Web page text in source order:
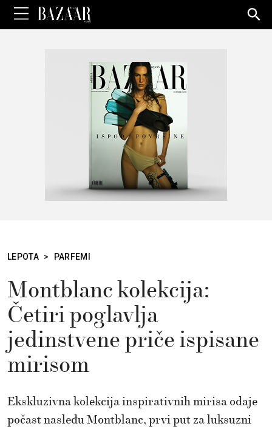
for:
LEPOTA > PARFEMI
Montblanc kolekcija:
Četiri poglavlja
jedinstvene priče ispisane
mirisom
Ekskluzivna kolekcija inspirativnih mirisa odaje
počast nasleđu Montblanc, prvi put za luksuzni